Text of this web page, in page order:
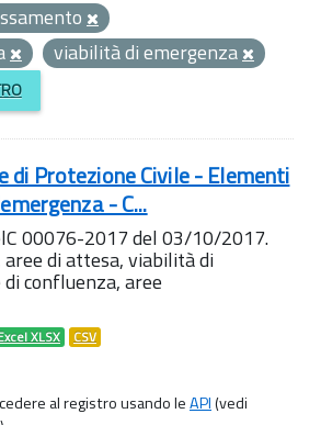
viabilità di emergenza
di Protezione Civile - Elementi
- C...
00076-2017 del 03/10/2017.
aree di attesa, viabilità di
confluenza, aree
XLSX CSV
al registro usando leAPI(vedi